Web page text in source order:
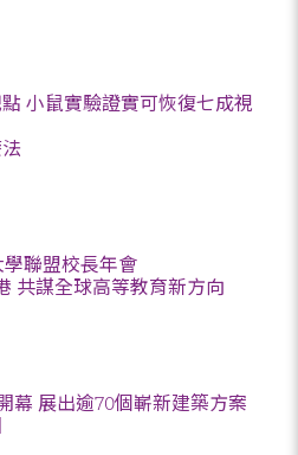
小鼠實驗證實可恢復七成視
聯盟校長年會
共謀全球高等教育新方向
幕 展出逾70個嶄新建築方案